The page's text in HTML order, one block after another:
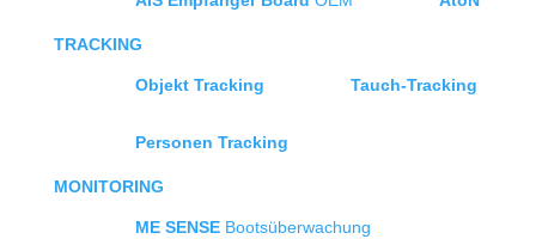
TRACKING
Objekt Tracking Tauch-Tracking
Personen Tracking
MONITORING
ME SENSEBootsüberwachung